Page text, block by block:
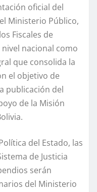
oficial del
Ministerio Público,
Fiscales de
nacional como
que consolida la
el objetivo de
publicación del
de la Misión
del Estado, las
de Justicia
serán
del Ministerio